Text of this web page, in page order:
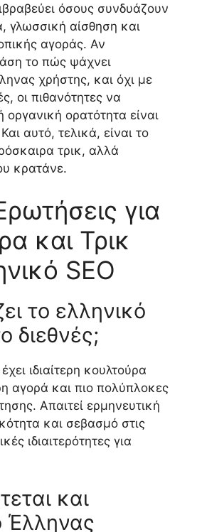
όσους συνδυάζουν
γλωσσική αίσθηση και
αγοράς. Αν
το πώς ψάχνει
χρήστης, και όχι με
οι πιθανότητες να
οργανική ορατότητα είναι
αυτό, τελικά, είναι το
τρικ, αλλά
κρατάνε.
για
και Τρικ
SEO
το ελληνικό
διεθνές;
ιδιαίτερη κουλτούρα
αγορά και πιο πολύπλοκες
Απαιτεί ερμηνευτική
και σεβασμό στις
ιδιαιτερότητες για
και
Έλληνας